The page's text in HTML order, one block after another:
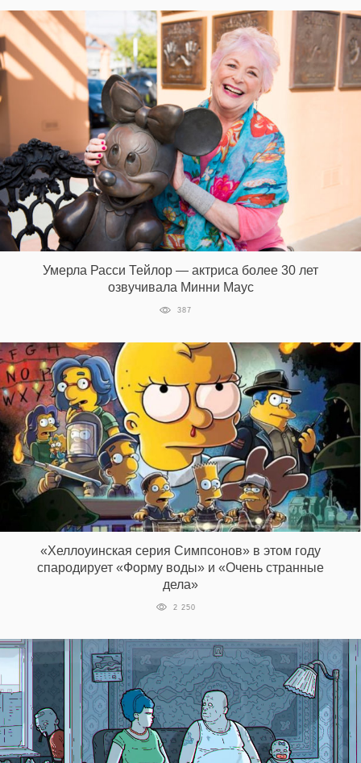
Умерла Расси Тейлор — актриса более 30 лет
озвучивала Минни Маус
387
«Хеллоуинская серия Симпсонов» в этом году
спародирует «Форму воды» и «Очень странные
дела»
2 250